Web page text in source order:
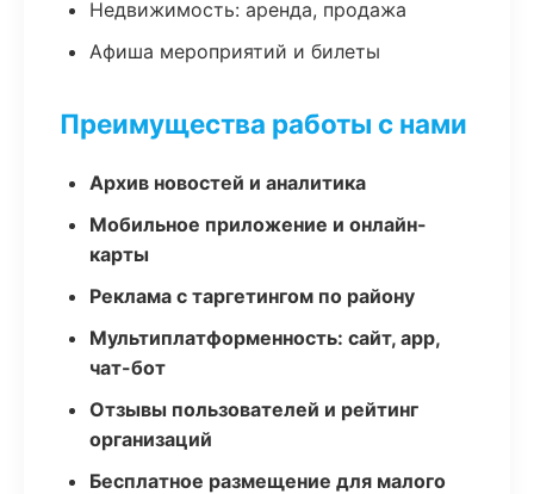
Недвижимость: аренда, продажа
Афиша мероприятий и билеты
Преимущества работы с нами
Архив новостей и аналитика
Мобильное приложение и онлайн-
карты
Реклама с таргетингом по району
Мультиплатформенность: сайт, app,
чат-бот
Отзывы пользователей и рейтинг
организаций
Бесплатное размещение для малого